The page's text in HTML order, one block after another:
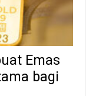
Emas
bagi